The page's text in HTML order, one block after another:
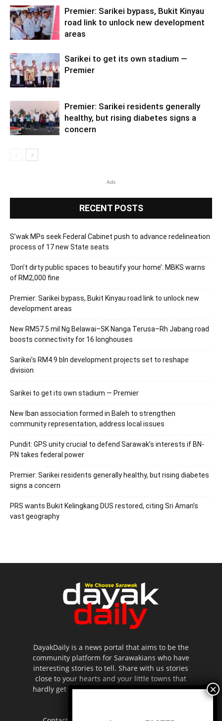
Premier: Sarikei bypass, Bukit Kinyau
road link to unlock new development
areas
Sarikei to get its own stadium —
Premier
Premier: Sarikei residents generally
healthy, but rising diabetes signs a
concern
Ads
RECENT POSTS
S’wak MPs seek Federal Cabinet push to advance redelineation
process of 17 new State seats
‘Don’t dirty public spaces to beautify your home’: MBKS warns
of RM2,000 fine
Premier: Sarikei bypass, Bukit Kinyau road link to unlock new
development areas
New RM57.5 mil Ng Belawai–SK Nanga Terusa–Rh Jabang road
boosts connectivity for 16 longhouses
Sarikei’s RM4.9 bln development projects set to reshape
division
Sarikei to get its own stadium — Premier
New Iban association formed in Baleh to strengthen
community representation, address local issues
Pundit: GPS unity crucial to defend Sarawak’s interests if BN-
PN takes federal power
Premier: Sarikei residents generally healthy, but rising diabetes
signs a concern
PRS wants Bukit Kelingkang DUS restored, citing Sri Aman’s
vast geography
DayakDaily is a news portal that aims to be the
community platform for Sarawakians who have
interesting stories to tell. Share with us stories
close to your hearts and your little towns that
hardly get to be highlighted in the mainstream